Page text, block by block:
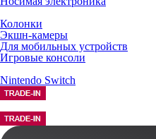
Колонки
Экшн-камеры
Для мобильных устройств
Игровые консоли
Nintendo Switch